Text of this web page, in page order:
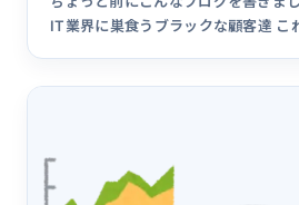
IT業界に巣食うブラックな顧客達 こ